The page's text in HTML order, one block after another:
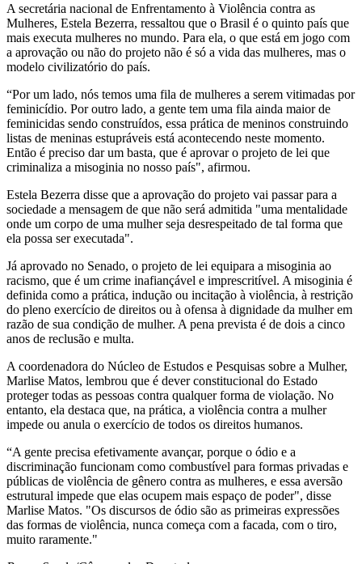
A secretária nacional de Enfrentamento à Violência contra as
Mulheres, Estela Bezerra, ressaltou que o Brasil é o quinto país que
mais executa mulheres no mundo. Para ela, o que está em jogo com
a aprovação ou não do projeto não é só a vida das mulheres, mas o
modelo civilizatório do país.
“Por um lado, nós temos uma fila de mulheres a serem vitimadas por
feminicídio. Por outro lado, a gente tem uma fila ainda maior de
feminicidas sendo construídos, essa prática de meninos construindo
listas de meninas estupráveis está acontecendo neste momento.
Então é preciso dar um basta, que é aprovar o projeto de lei que
criminaliza a misoginia no nosso país", afirmou.
Estela Bezerra disse que a aprovação do projeto vai passar para a
sociedade a mensagem de que não será admitida "uma mentalidade
onde um corpo de uma mulher seja desrespeitado de tal forma que
ela possa ser executada".
Já aprovado no Senado, o projeto de lei equipara a misoginia ao
racismo, que é um crime inafiançável e imprescritível. A misoginia é
definida como a prática, indução ou incitação à violência, à restrição
do pleno exercício de direitos ou à ofensa à dignidade da mulher em
razão de sua condição de mulher. A pena prevista é de dois a cinco
anos de reclusão e multa.
A coordenadora do Núcleo de Estudos e Pesquisas sobre a Mulher,
Marlise Matos, lembrou que é dever constitucional do Estado
proteger todas as pessoas contra qualquer forma de violação. No
entanto, ela destaca que, na prática, a violência contra a mulher
impede ou anula o exercício de todos os direitos humanos.
“A gente precisa efetivamente avançar, porque o ódio e a
discriminação funcionam como combustível para formas privadas e
públicas de violência de gênero contra as mulheres, e essa aversão
estrutural impede que elas ocupem mais espaço de poder", disse
Marlise Matos. "Os discursos de ódio são as primeiras expressões
das formas de violência, nunca começa com a facada, com o tiro,
muito raramente."